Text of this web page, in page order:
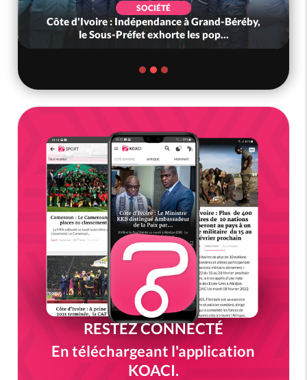
SOCIÉTÉ
Côte d'Ivoire : Indépendance à Grand-Béréby,
le Sous-Préfet exhorte les pop...
RESTEZ CONNECTÉ
En téléchargeant l'application
KOACI.